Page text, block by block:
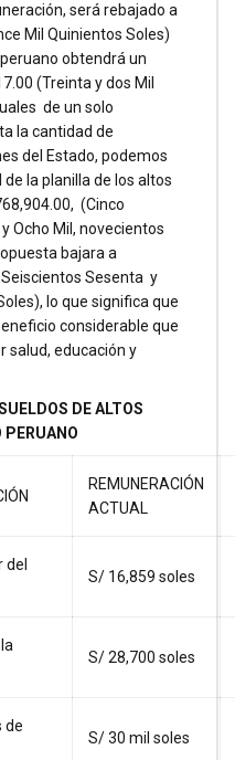
será rebajado a
Mil Quinientos Soles)
obtendrá un
(Treinta y dos Mil
de un solo
la cantidad de
del Estado, podemos
la planilla de los altos
(Cinco
Ocho Mil, novecientos
bajara a
Sesenta y
lo que significa que
considerable que
salud, educación y
DE ALTOS
PERUANO
REMUNERACIÓN
ACTUAL
del
S/ 16,859 soles
S/ 28,700 soles
de
S/ 30 mil soles